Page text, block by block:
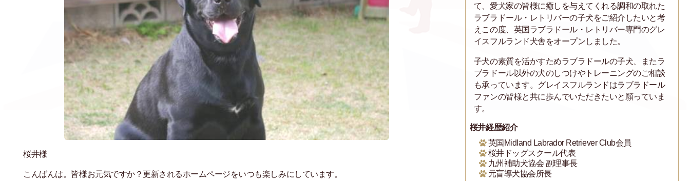
桜井様
こんばんは。皆様お元気ですか？更新されるホームページをいつも楽しみにしています。
て、愛犬家の皆様に癒しを与えてくれる調和の取れた
ラブラドール・レトリバーの子犬をご紹介したいと考
えこの度、英国ラブラドール・レトリバー専門のグレ
イスフルランド犬舎をオープンしました。
子犬の素質を活かすためラブラドールの子犬、またラ
ブラドール以外の犬のしつけやトレーニングのご相談
も承っています。グレイスフルランドはラブラドール
ファンの皆様と共に歩んでいただきたいと願っていま
す。
桜井経歴紹介
英国Midland Labrador Retriever Club会員
桜井ドッグスクール代表
九州補助犬協会 副理事長
元盲導犬協会所長